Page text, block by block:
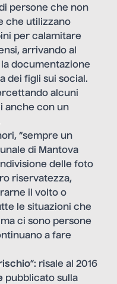
persone che non
che utilizzano
per calamitare
arrivando al
la documentazione
dei figli sui social.
alcuni
anche con un
“sempre un
di Mantova
delle foto
riservatezza,
il volto o
le situazioni che
ci sono persone
a fare
”: risale al 2016
pubblicato sulla